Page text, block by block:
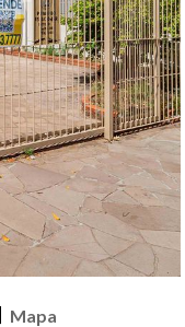
Mapa